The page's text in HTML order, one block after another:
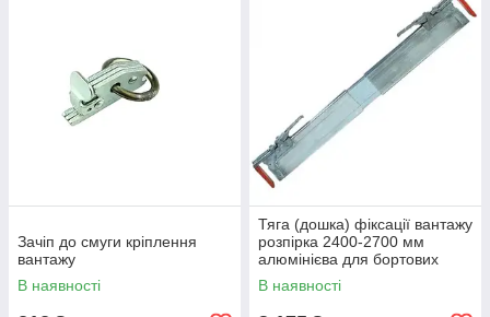
Зачіп до смуги кріплення
вантажу
В наявності
Тяга (дошка) фіксації вантажу
розпірка 2400-2700 мм
алюмінієва для бортових
платформ Польща
В наявності